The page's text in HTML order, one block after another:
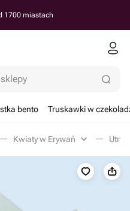
1700 miastach
bento Truskawki w
Kwiaty w Erywań